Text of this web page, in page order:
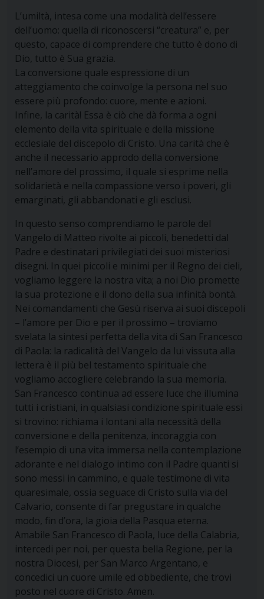
L’umiltà, intesa come una modalità dell’essere
dell’uomo: quella di riconoscersi “creatura” e, per
questo, capace di comprendere che tutto è dono di
Dio, tutto è Sua grazia.
La conversione quale espressione di un
atteggiamento che coinvolge la persona nel suo
essere più profondo: cuore, mente e azioni.
Infine, la carità! Essa è ciò che dà forma a ogni
elemento della vita spirituale e della missione
ecclesiale del discepolo di Cristo. Una carità che è
anche il necessario approdo della conversione
nell’amore del prossimo, il quale si esprime nella
solidarietà e nella compassione verso i poveri, gli
emarginati, gli abbandonati e gli esclusi.
In questo senso comprendiamo le parole del
Vangelo di Matteo rivolte ai piccoli, benedetti dal
Padre e destinatari privilegiati dei suoi misteriosi
disegni. In quei piccoli e minimi per il Regno dei cieli,
vogliamo leggere la nostra vita; a noi Dio promette
la sua protezione e il dono della sua infinità bontà.
Nei comandamenti che Gesù riserva ai suoi discepoli
– l’amore per Dio e per il prossimo – troviamo
svelata la sintesi perfetta della vita di San Francesco
di Paola: la radicalità del Vangelo da lui vissuta alla
lettera è il più bel testamento spirituale che
vogliamo accogliere celebrando la sua memoria.
San Francesco continua ad essere luce che illumina
tutti i cristiani, in qualsiasi condizione spirituale essi
si trovino: richiama i lontani alla necessità della
conversione e della penitenza, incoraggia con
l’esempio di una vita immersa nella contemplazione
adorante e nel dialogo intimo con il Padre quanti si
sono messi in cammino, e quale testimone di vita
quaresimale, ossia seguace di Cristo sulla via del
Calvario, consente di far pregustare in qualche
modo, fin d’ora, la gioia della Pasqua eterna.
Amabile San Francesco di Paola, luce della Calabria,
intercedi per noi, per questa bella Regione, per la
nostra Diocesi, per San Marco Argentano, e
concedici un cuore umile ed obbediente, che trovi
posto nel cuore di Cristo. Amen.